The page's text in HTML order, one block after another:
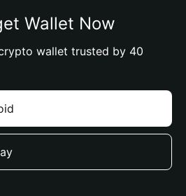
Wallet Now
wallet trusted by 40